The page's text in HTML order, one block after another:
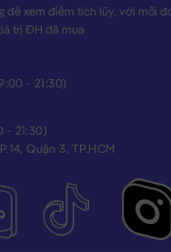
để xem điểm tích lũy, với mỗi
trị ĐH đã mua
- 21:30)
- 21:30)
Quận 3, TP.HCM